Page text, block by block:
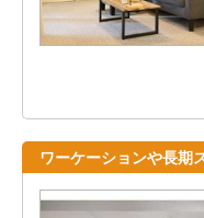
ワーケーションや長期